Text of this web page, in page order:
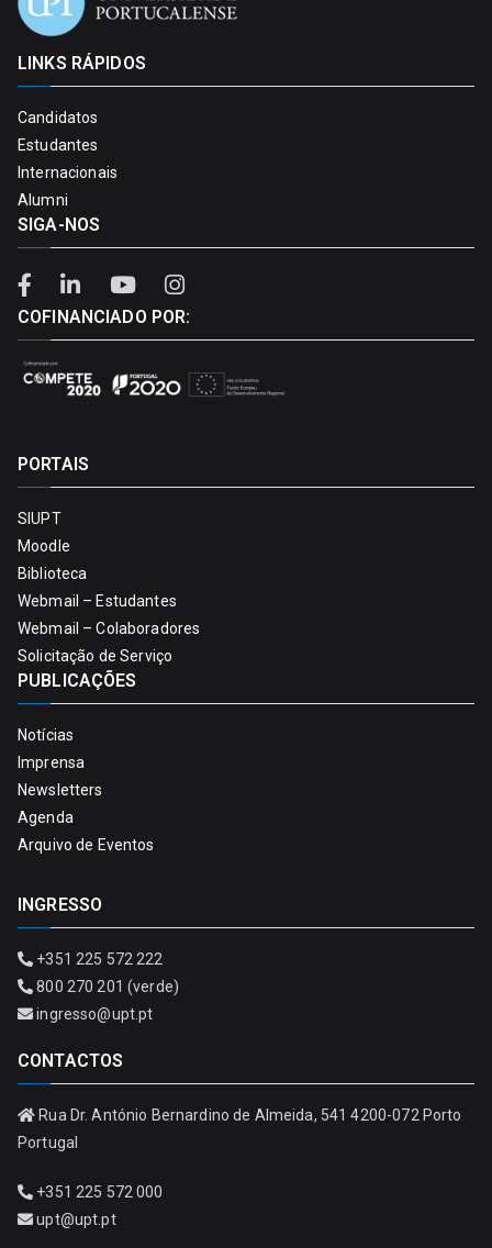
LINKS RÁPIDOS
Candidatos
Estudantes
Internacionais
Alumni
SIGA-NOS
COFINANCIADO POR:
PORTAIS
SIUPT
Moodle
Biblioteca
Webmail – Estudantes
Webmail – Colaboradores
Solicitação de Serviço
PUBLICAÇÕES
Notícias
Imprensa
Newsletters
Agenda
Arquivo de Eventos
INGRESSO
+351 225 572 222
800 270 201 (verde)
ingresso@upt.pt
CONTACTOS
Rua Dr. António Bernardino de Almeida, 541 4200-072 Porto
Portugal
+351 225 572 000
upt@upt.pt